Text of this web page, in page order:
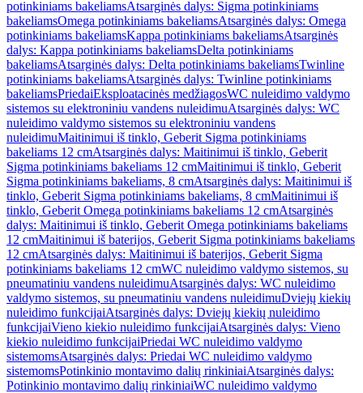
potinkiniams bakeliamsAtsarginės dalys: Sigma potinkiniams
bakeliamsOmega potinkiniams bakeliamsAtsarginės dalys: Omega
potinkiniams bakeliamsKappa potinkiniams bakeliamsAtsarginės
dalys: Kappa potinkiniams bakeliamsDelta potinkiniams
bakeliamsAtsarginės dalys: Delta potinkiniams bakeliamsTwinline
potinkiniams bakeliamsAtsarginės dalys: Twinline potinkiniams
bakeliamsPriedaiEksploatacinės medžiagosWC nuleidimo valdymo
sistemos su elektroniniu vandens nuleidimuAtsarginės dalys: WC
nuleidimo valdymo sistemos su elektroniniu vandens
nuleidimuMaitinimui iš tinklo, Geberit Sigma potinkiniams
bakeliams 12 cmAtsarginės dalys: Maitinimui iš tinklo, Geberit
Sigma potinkiniams bakeliams 12 cmMaitinimui iš tinklo, Geberit
Sigma potinkiniams bakeliams, 8 cmAtsarginės dalys: Maitinimui iš
tinklo, Geberit Sigma potinkiniams bakeliams, 8 cmMaitinimui iš
tinklo, Geberit Omega potinkiniams bakeliams 12 cmAtsarginės
dalys: Maitinimui iš tinklo, Geberit Omega potinkiniams bakeliams
12 cmMaitinimui iš baterijos, Geberit Sigma potinkiniams bakeliams
12 cmAtsarginės dalys: Maitinimui iš baterijos, Geberit Sigma
potinkiniams bakeliams 12 cmWC nuleidimo valdymo sistemos, su
pneumatiniu vandens nuleidimuAtsarginės dalys: WC nuleidimo
valdymo sistemos, su pneumatiniu vandens nuleidimuDviejų kiekių
nuleidimo funkcijaiAtsarginės dalys: Dviejų kiekių nuleidimo
funkcijaiVieno kiekio nuleidimo funkcijaiAtsarginės dalys: Vieno
kiekio nuleidimo funkcijaiPriedai WC nuleidimo valdymo
sistemomsAtsarginės dalys: Priedai WC nuleidimo valdymo
sistemomsPotinkinio montavimo dalių rinkiniaiAtsarginės dalys:
Potinkinio montavimo dalių rinkiniaiWC nuleidimo valdymo